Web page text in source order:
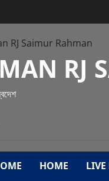
RJ
HOME